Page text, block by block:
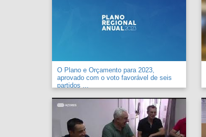
O Plano e Orçamento para 2023,
aprovado com o voto favorável de seis
partidos ...